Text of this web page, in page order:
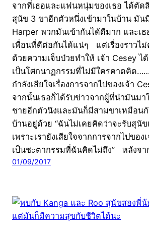
จากที่เธอและแฟนหนุ่มของเธอ ได้ตัด
สุนัข 3 ขาอีกตัวหนึ่งเข้ามาในบ้าน มัน
Harper พวกมันเข้ากันได้ดีมาก และเ
เพื่อนที่ดีต่อกันได้แน่ๆ แต่เรื่องราวไ
ด้วยความเจ็บป่วยทำให้ เจ้า Cesey ไ
เป็นโศกนาฏกรรมที่ไม่มีใครคาดคิด
กำลังเสียใจเรื่องการจากไปของเจ้า
จากนั้นเธอก็ได้รับข่าวจากผู้ที่นำมันมา
ชายอีกตัวนึงและมันก็มีสามขาเหมือน
บ้านอยู่ด้วย “ฉันไม่เคยคิดว่าจะรับสุนัข
เพราะเรายังเสียใจจากการจากไปขอ
เป็นชะตากรรมที่ฉันคิดไม่ถึง” หลังจ
01/09/2017